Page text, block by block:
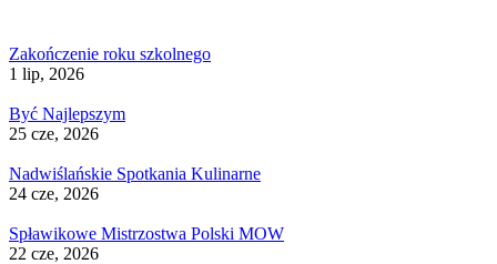
Zakończenie roku szkolnego
1 lip, 2026
Być Najlepszym
25 cze, 2026
Nadwiślańskie Spotkania Kulinarne
24 cze, 2026
Spławikowe Mistrzostwa Polski MOW
22 cze, 2026